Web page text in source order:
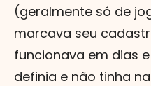
(geralmente só de
marcava seu
funcionava em dias
definia e não tinha